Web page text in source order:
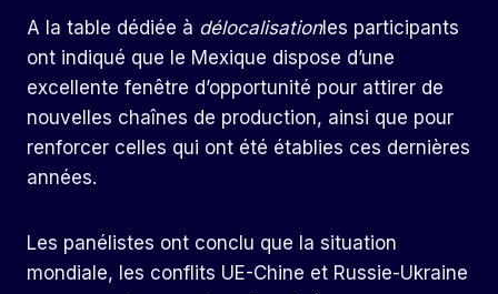
A la table dédiée à délocalisationles participants
ont indiqué que le Mexique dispose d’une
excellente fenêtre d’opportunité pour attirer de
nouvelles chaînes de production, ainsi que pour
renforcer celles qui ont été établies ces dernières
années.
Les panélistes ont conclu que la situation
mondiale, les conflits UE-Chine et Russie-Ukraine